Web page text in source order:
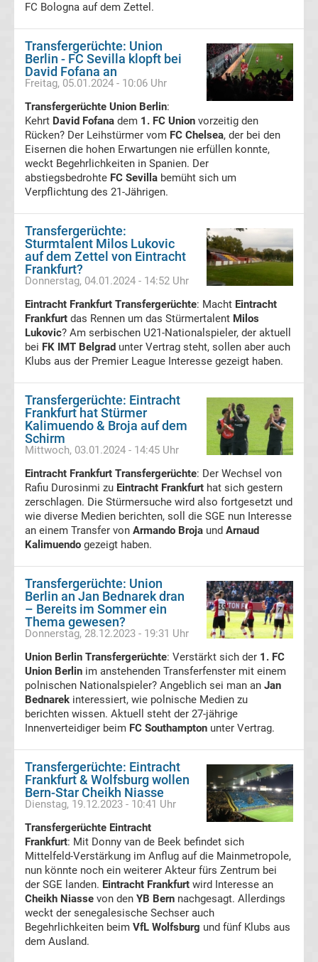
Fußballklubs
Premier
League
Alle
FA
Cup
Alle
League
Cup
Sieger
Trainer
Premier
League
Premier
Meister
Liste
Premier
League
Torschützenkönige
Spieler
des
Monats
Premier
League
Premier
FC Bologna auf dem Zettel.
Transfergerüchte: Union
Berlin - FC Sevilla klopft bei
David Fofana an
Freitag, 05.01.2024 - 10:06 Uhr
Transfergerüchte Union Berlin:
Kehrt David Fofana dem 1. FC Union vorzeitig den
Rücken? Der Leihstürmer vom FC Chelsea, der bei den
Eisernen die hohen Erwartungen nie erfüllen konnte,
weckt Begehrlichkeiten in Spanien. Der
abstiegsbedrohte FC Sevilla bemüht sich um
Verpflichtung des 21-Jährigen.
Transfergerüchte:
Sturmtalent Milos Lukovic
auf dem Zettel von Eintracht
Frankfurt?
Donnerstag, 04.01.2024 - 14:52 Uhr
Eintracht Frankfurt Transfergerüchte: Macht Eintracht
Frankfurt das Rennen um das Stürmertalent Milos
Lukovic? Am serbischen U21-Nationalspieler, der aktuell
bei FK IMT Belgrad unter Vertrag steht, sollen aber auch
Klubs aus der Premier League Interesse gezeigt haben.
Transfergerüchte: Eintracht
Frankfurt hat Stürmer
Kalimuendo & Broja auf dem
Schirm
Mittwoch, 03.01.2024 - 14:45 Uhr
Eintracht Frankfurt Transfergerüchte: Der Wechsel von
Rafiu Durosinmi zu Eintracht Frankfurt hat sich gestern
zerschlagen. Die Stürmersuche wird also fortgesetzt und
wie diverse Medien berichten, soll die SGE nun Interesse
an einem Transfer von Armando Broja und Arnaud
Kalimuendo gezeigt haben.
Transfergerüchte: Union
Berlin an Jan Bednarek dran
– Bereits im Sommer ein
Thema gewesen?
Donnerstag, 28.12.2023 - 19:31 Uhr
Union Berlin Transfergerüchte: Verstärkt sich der 1. FC
Union Berlin im anstehenden Transferfenster mit einem
polnischen Nationalspieler? Angeblich sei man an Jan
Bednarek interessiert, wie polnische Medien zu
berichten wissen. Aktuell steht der 27-jährige
Innenverteidiger beim FC Southampton unter Vertrag.
Transfergerüchte: Eintracht
Frankfurt & Wolfsburg wollen
Bern-Star Cheikh Niasse
Dienstag, 19.12.2023 - 10:41 Uhr
Transfergerüchte Eintracht
Frankfurt: Mit Donny van de Beek befindet sich
Mittelfeld-Verstärkung im Anflug auf die Mainmetropole,
nun könnte noch ein weiterer Akteur fürs Zentrum bei
der SGE landen. Eintracht Frankfurt wird Interesse an
Cheikh Niasse von den YB Bern nachgesagt. Allerdings
weckt der senegalesische Sechser auch
Begehrlichkeiten beim VfL Wolfsburg und fünf Klubs aus
dem Ausland.